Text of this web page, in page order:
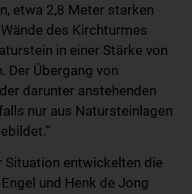
etwa 2,8 Meter starken
des Kirchturmes
in einer Stärke von
Der Übergang von
darunter anstehenden
nur aus Natursteinlagen
Situation entwickelten die
und Henk de Jong